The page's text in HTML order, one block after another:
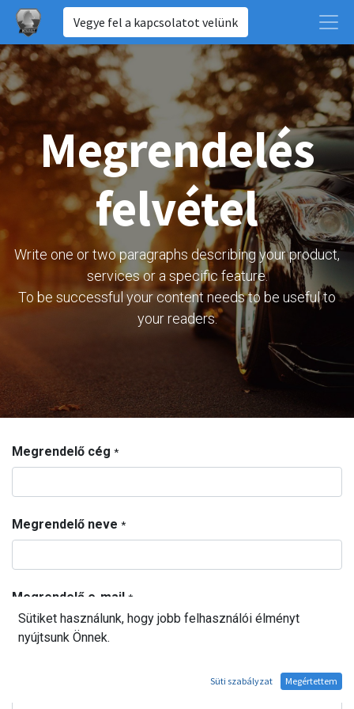
Vegye fel a kapcsolatot velünk
Megrendelés
felvétel
Write one or two paragraphs describing your product,
services or a specific feature.
To be successful your content needs to be useful to
your readers.
Megrendelő cég *
Megrendelő neve *
Megrendelő e-mail *
Sütiket használunk, hogy jobb felhasználói élményt
nyújtsunk Önnek.
Süti szabályzat Megértettem